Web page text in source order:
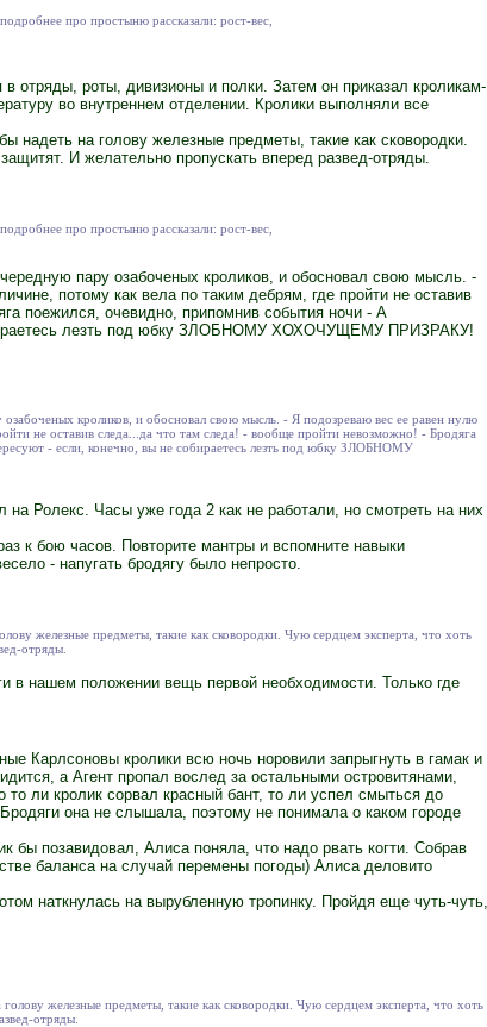
про простыню рассказали: рост-вес,
отряды, роты, дивизионы и полки. Затем он приказал кроликам-
во внутреннем отделении. Кролики выполняли все
на голову железные предметы, такие как сковородки.
И желательно пропускать вперед развед-отряды.
про простыню рассказали: рост-вес,
пару озабоченых кроликов, и обосновал свою мысль. -
потому как вела по таким дебрям, где пройти не оставив
поежился, очевидно, припомнив события ночи - А
лезть под юбку ЗЛОБНОМУ ХОХОЧУЩЕМУ ПРИЗРАКУ!
кроликов, и обосновал свою мысль. - Я подозреваю вес ее равен нулю
не оставив следа...да что там следа! - вообще пройти невозможно! - Бродяга
- если, конечно, вы не собираетесь лезть под юбку ЗЛОБНОМУ
Ролекс. Часы уже года 2 как не работали, но смотреть на них
к бою часов. Повторите мантры и вспомните навыки
- напугать бродягу было непросто.
железные предметы, такие как сковородки. Чую сердцем эксперта, что хоть
отряды.
в нашем положении вещь первой необходимости. Только где
Карлсоновы кролики всю ночь норовили запрыгнуть в гамак и
а Агент пропал вослед за остальными островитянами,
ли кролик сорвал красный бант, то ли успел смыться до
она не слышала, поэтому не понимала о каком городе
позавидовал, Алиса поняла, что надо рвать когти. Собрав
баланса на случай перемены погоды) Алиса деловито
наткнулась на вырубленную тропинку. Пройдя еще чуть-чуть,
железные предметы, такие как сковородки. Чую сердцем эксперта, что хоть
отряды.